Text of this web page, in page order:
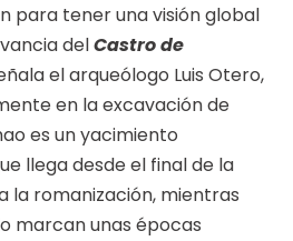
para tener una visión global
delCastro de
el arqueólogo Luis Otero,
en la excavación de
es un yacimiento
llega desde el final de la
la romanización, mientras
marcan unas épocas